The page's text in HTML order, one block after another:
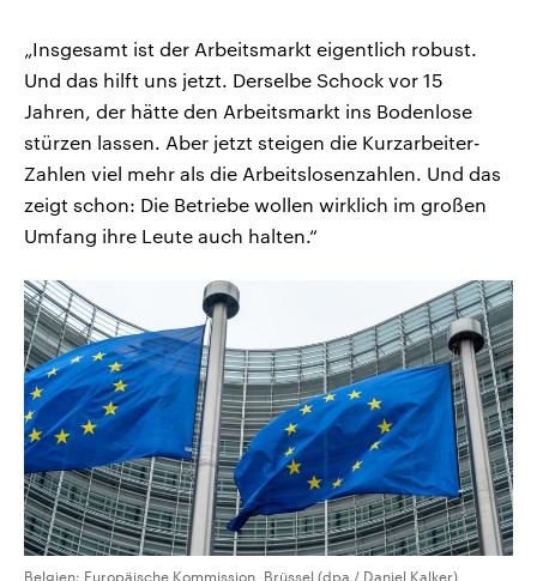
„Insgesamt ist der Arbeitsmarkt eigentlich robust.
Und das hilft uns jetzt. Derselbe Schock vor 15
Jahren, der hätte den Arbeitsmarkt ins Bodenlose
stürzen lassen. Aber jetzt steigen die Kurzarbeiter-
Zahlen viel mehr als die Arbeitslosenzahlen. Und das
zeigt schon: Die Betriebe wollen wirklich im großen
Umfang ihre Leute auch halten.“
Belgien: Europäische Kommission, Brüssel (dpa / Daniel Kalker)